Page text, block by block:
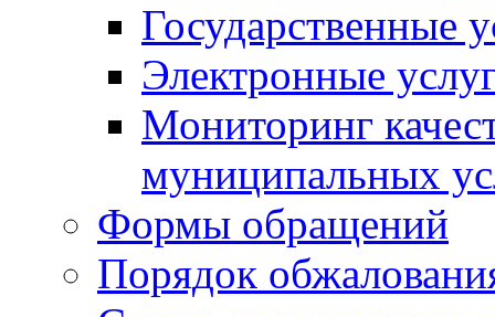
Государственные
Электронные
Мониторинг
муниципальных
Формы обращений
Порядок